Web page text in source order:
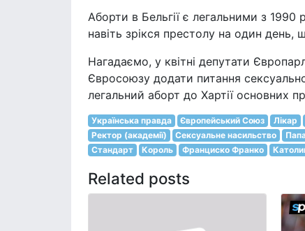
Аборти в Бельгії є легальними з 1990
навіть зрікся престолу на один
Нагадаємо, у квітні депутати
Євросоюзу додати питання
легальний аборт до Хартії основних
Українська правда Європейський Союз Лікар
Ректор (академії)
Сексуальне насильство
Стандарт
Король Франциско Франко
Related posts